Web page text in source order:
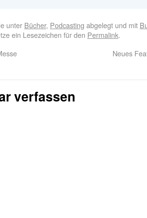
unter Bücher, Podcasting abgelegt und mit
ein Lesezeichen für den Permalink.
Neues
verfassen